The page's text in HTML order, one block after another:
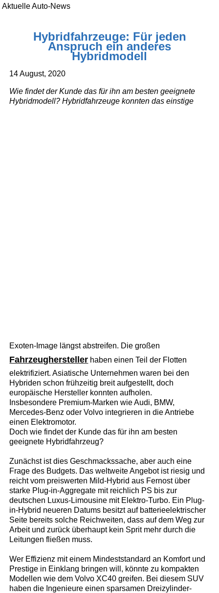
Aktuelle Auto-News
Hybridfahrzeuge: Für jeden
Anspruch ein anderes
Hybridmodell
14 August, 2020
Wie findet der Kunde das für ihn am besten geeignete
Hybridmodell? Hybridfahrzeuge konnten das einstige
Exoten-Image längst abstreifen. Die großen
Fahrzeughersteller haben einen Teil der Flotten
elektrifiziert. Asiatische Unternehmen waren bei den
Hybriden schon frühzeitig breit aufgestellt, doch
europäische Hersteller konnten aufholen.
Insbesondere Premium-Marken wie Audi, BMW,
Mercedes-Benz oder Volvo integrieren in die Antriebe
einen Elektromotor.
Doch wie findet der Kunde das für ihn am besten
geeignete Hybridfahrzeug?
Zunächst ist dies Geschmackssache, aber auch eine
Frage des Budgets. Das weltweite Angebot ist riesig und
reicht vom preiswerten Mild-Hybrid aus Fernost über
starke Plug-in-Aggregate mit reichlich PS bis zur
deutschen Luxus-Limousine mit Elektro-Turbo. Ein Plug-
in-Hybrid neueren Datums besitzt auf batterieelektrischer
Seite bereits solche Reichweiten, dass auf dem Weg zur
Arbeit und zurück überhaupt kein Sprit mehr durch die
Leitungen fließen muss.
Wer Effizienz mit einem Mindeststandard an Komfort und
Prestige in Einklang bringen will, könnte zu kompakten
Modellen wie dem Volvo XC40 greifen. Bei diesem SUV
haben die Ingenieure einen sparsamen Dreizylinder-